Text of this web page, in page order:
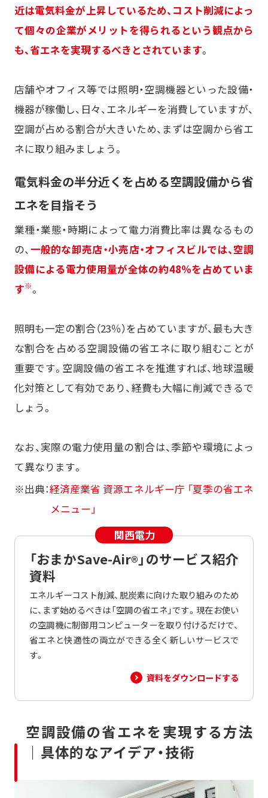
近は電気料金が上昇しているため、コスト削減によっ
て個々の企業がメリットを得られるという観点から
も、省エネを実現するべきとされています。
店舗やオフィス等では照明・空調機器といった設備・
機器が稼働し、日々、エネルギーを消費していますが、
空調が占める割合が大きいため、まずは空調から省エ
ネに取り組みましょう。
電気料金の半分近くを占める空調設備から省
エネを目指そう
業種・業態・時期によって電力消費比率は異なるもの
の、 一般的な卸売店・小売店・オフィスビルでは、空調
設備による電力使用量が全体の約48％を占めていま
す※。
照明も一定の割合（23％）を占めていますが、最も大き
な割合を占める空調設備の省エネに取り組むことが
重要です。空調設備の省エネを推進すれば、地球温暖
化対策として有効であり、経費も大幅に削減できるで
しょう。
なお、実際の電力使用量の割合は、季節や環境によっ
て異なります。
※出典：経済産業省 資源エネルギー庁 「夏季の省エネ
メニュー」
「おまかSave-Air®」のサービス紹介
資料
エネルギーコスト削減、脱炭素に向けた取り組みのため
に、まず始めるべきは「空調の省エネ」です。現在お使い
の空調機に制御用コンピューターを取り付けるだけで、
省エネと快適性の両立ができる全く新しいサービスで
す。
資料をダウンロードする
空調設備の省エネを実現する方法
｜具体的なアイデア・技術